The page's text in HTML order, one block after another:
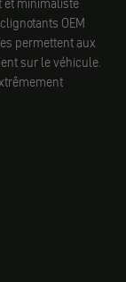
et minimaliste
OEM
permettent aux
sur le véhicule.